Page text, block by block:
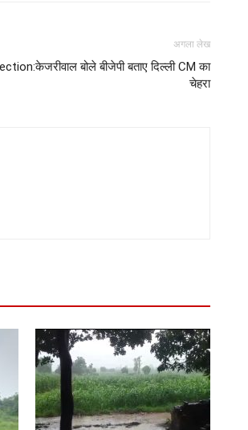
अगला लेख
बोले बीजेपी बताए दिल्ली CM का
चेहरा